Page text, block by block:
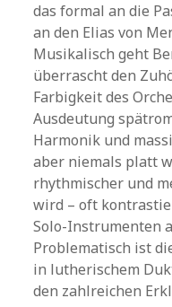
das formal an die
an den Elias von
Musikalisch geht
überrascht den
Farbigkeit des
Ausdeutung
Harmonik und
aber niemals platt
rhythmischer und
wird – oft
Solo-Instrumenten
Problematisch ist
in lutherischem
den zahlreichen